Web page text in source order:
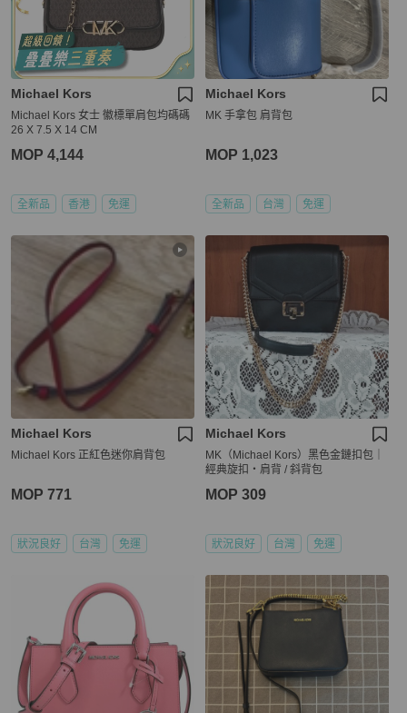
Michael Kors
Michael Kors 女士 徽標單肩包均碼碼
26 X 7.5 X 14 CM
MOP 4,144
全新品 香港 免運
Michael Kors
MK 手拿包 肩背包
MOP 1,023
全新品 台灣 免運
Michael Kors
Michael Kors 正紅色迷你肩背包
MOP 771
狀況良好 台灣 免運
Michael Kors
MK（Michael Kors）黑色金鏈扣包｜
經典旋扣・肩背 / 斜背包
MOP 309
狀況良好 台灣 免運